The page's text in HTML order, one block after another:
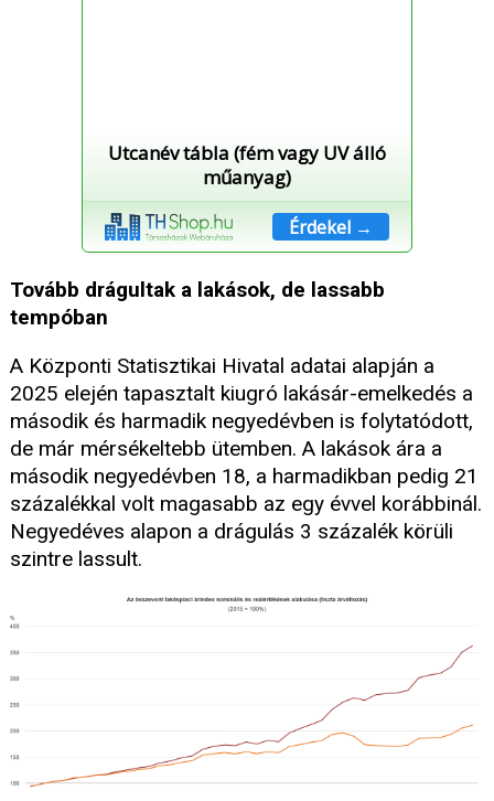
Utcanév tábla (fém vagy UV álló
műanyag)
Érdekel →
Tovább drágultak a lakások, de lassabb
tempóban
A Központi Statisztikai Hivatal adatai alapján a
2025 elején tapasztalt kiugró lakásár-emelkedés a
második és harmadik negyedévben is folytatódott,
de már mérsékeltebb ütemben. A lakások ára a
második negyedévben 18, a harmadikban pedig 21
százalékkal volt magasabb az egy évvel korábbinál.
Negyedéves alapon a drágulás 3 százalék körüli
szintre lassult.